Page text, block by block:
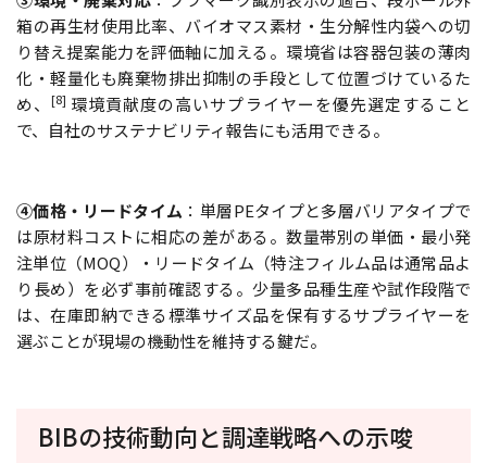
箱の再生材使用比率、バイオマス素材・生分解性内袋への切
り替え提案能力を評価軸に加える。環境省は容器包装の薄肉
化・軽量化も廃棄物排出抑制の手段として位置づけているた
め、[8] 環境貢献度の高いサプライヤーを優先選定すること
で、自社のサステナビリティ報告にも活用できる。
④価格・リードタイム ：単層PEタイプと多層バリアタイプで
は原材料コストに相応の差がある。数量帯別の単価・最小発
注単位（MOQ）・リードタイム（特注フィルム品は通常品よ
り長め）を必ず事前確認する。少量多品種生産や試作段階で
は、在庫即納できる標準サイズ品を保有するサプライヤーを
選ぶことが現場の機動性を維持する鍵だ。
BIBの技術動向と調達戦略への示唆